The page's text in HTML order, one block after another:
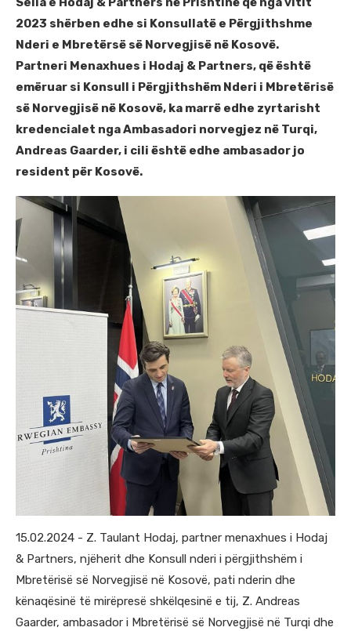
2023 shërben edhe si Konsullatë e Përgjithshme
Nderi e Mbretërsë së Norvegjisë në Kosovë.
Partneri Menaxhues i Hodaj & Partners, që është
emëruar si Konsull i Përgjithshëm Nderi i Mbretërisë
së Norvegjisë në Kosovë, ka marrë edhe zyrtarisht
kredencialet nga Ambasadori norvegjez në Turqi,
Andreas Gaarder, i cili është edhe ambasador jo
resident për Kosovë.
15.02.2024 - Z. Taulant Hodaj, partner menaxhues i Hodaj
& Partners, njëherit dhe Konsull nderi i përgjithshëm i
Mbretërisë së Norvegjisë në Kosovë, pati nderin dhe
kënaqësinë të mirëpresë shkëlqesinë e tij, Z. Andreas
Gaarder, ambasador i Mbretërisë së Norvegjisë në Turqi dhe